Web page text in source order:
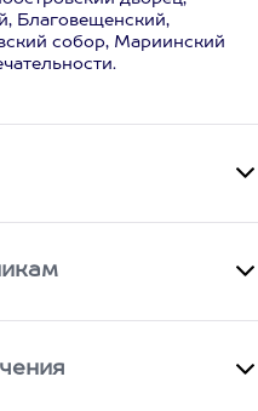
Благовещенский,
собор, Мариинский